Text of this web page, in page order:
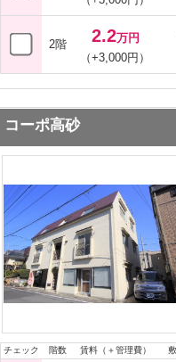
2階 2.2万円
（+3,000円）
コーポ高砂
チェック 階数 賃料（＋管理費）